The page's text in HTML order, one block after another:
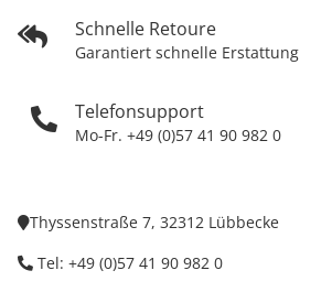
Schnelle Retoure
Garantiert schnelle Erstattung
Telefonsupport
Mo-Fr. +49 (0)57 41 90 982 0
Thyssenstraße 7, 32312 Lübbecke
Tel: +49 (0)57 41 90 982 0